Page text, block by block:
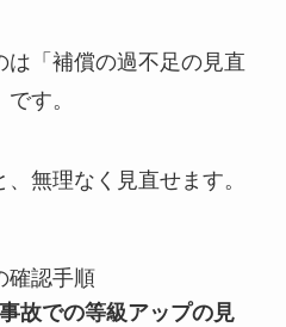
「補償の過不足の見直
す。
無理なく見直せます。
確認手順
故での等級アップの見